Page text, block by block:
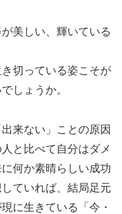
美しい、輝いている
切っている姿こそが
しょうか。
来ない」ことの原因
と比べて自分はダメ
何か素晴らしい成功
ていれば、結局足元
に生きている「今・